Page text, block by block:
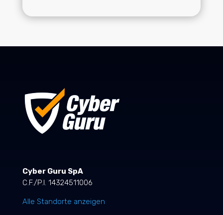
Cyber Guru SpA
C.F./P.I. 14324511006
Alle Standorte anzeigen